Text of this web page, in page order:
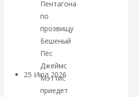
Америка
покинуть НАТО?
25 Июл 2026
Пентагона
по
прозвищу
Бешеный
Пёс
Джеймс
Мэттис
приедет